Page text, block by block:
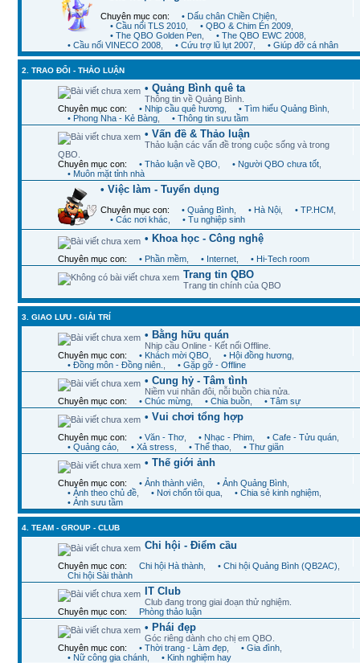
Chuyên mục con: • Dấu chân Chiền Chiện
• Cầu nối TLS 2010
• QBO & Chim Én 2009
• The QBO Golden Pen
• The QBO EWC 2008
• Cầu nối VINECO 2008
• Cứu trợ lũ lụt 2007 • Giúp đỡ cá nhân
2. TRAO ĐỔI - THẢO LUẬN
• Quảng Bình quê ta
Thông tin về Quảng Bình.
Chuyên mục con:
• Nhịp cầu quê hương • Tìm hiểu Quảng Bình
• Phong Nha - Kẻ Bàng
• Thông tin sưu tầm
• Vấn đề & Thảo luận
Thảo luận các vấn đề trong cuộc sống và trong
QBO.
Chuyên mục con:
• Thảo luận về QBO • Người QBO chưa tốt
• Muôn mặt tỉnh nhà
• Việc làm - Tuyển dụng
Chuyên mục con: • Quảng Bình • Hà Nội • TP.HCM
• Các nơi khác
• Tu nghiệp sinh
• Khoa học - Công nghệ
Chuyên mục con: • Phần mềm • Internet • Hi-Tech room
Trang tin QBO
Trang tin chính của QBO
3. GIAO LƯU - GIẢI TRÍ
• Bằng hữu quán
Nhịp cầu Online - Kết nối Offline.
Chuyên mục con:
• Khách mời QBO • Hội đồng hương
• Đồng môn - Đồng niên.
• Gặp gỡ - Offline
• Cung hỷ - Tâm tình
Niềm vui nhân đôi, nỗi buồn chia nửa.
Chuyên mục con:
• Chúc mừng • Chia buồn • Tâm sự
• Vui chơi tổng hợp
Chuyên mục con: • Văn - Thơ • Nhạc - Phim • Cafe - Tửu quán
• Quảng cáo
• Xả stress • Thể thao • Thư giãn
• Thế giới ảnh
Chuyên mục con: • Ảnh thành viên • Ảnh Quảng Bình
• Ảnh theo chủ đề
• Nơi chốn tôi qua • Chia sẻ kinh nghiệm
• Ảnh sưu tầm
4. TEAM - GROUP - CLUB
Chi hội - Điểm cầu
Chuyên mục con: Chi hội Hà thành • Chi hội Quảng Bình (QB2AC)
Chi hội Sài thành
IT Club
Club đang trong giai đoạn thử nghiệm.
Chuyên mục con:
Phòng thảo luận
• Phái đẹp
Góc riêng dành cho chị em QBO.
Chuyên mục con:
• Thời trang - Làm đẹp • Gia đình
• Nữ công gia chánh
• Kinh nghiệm hay